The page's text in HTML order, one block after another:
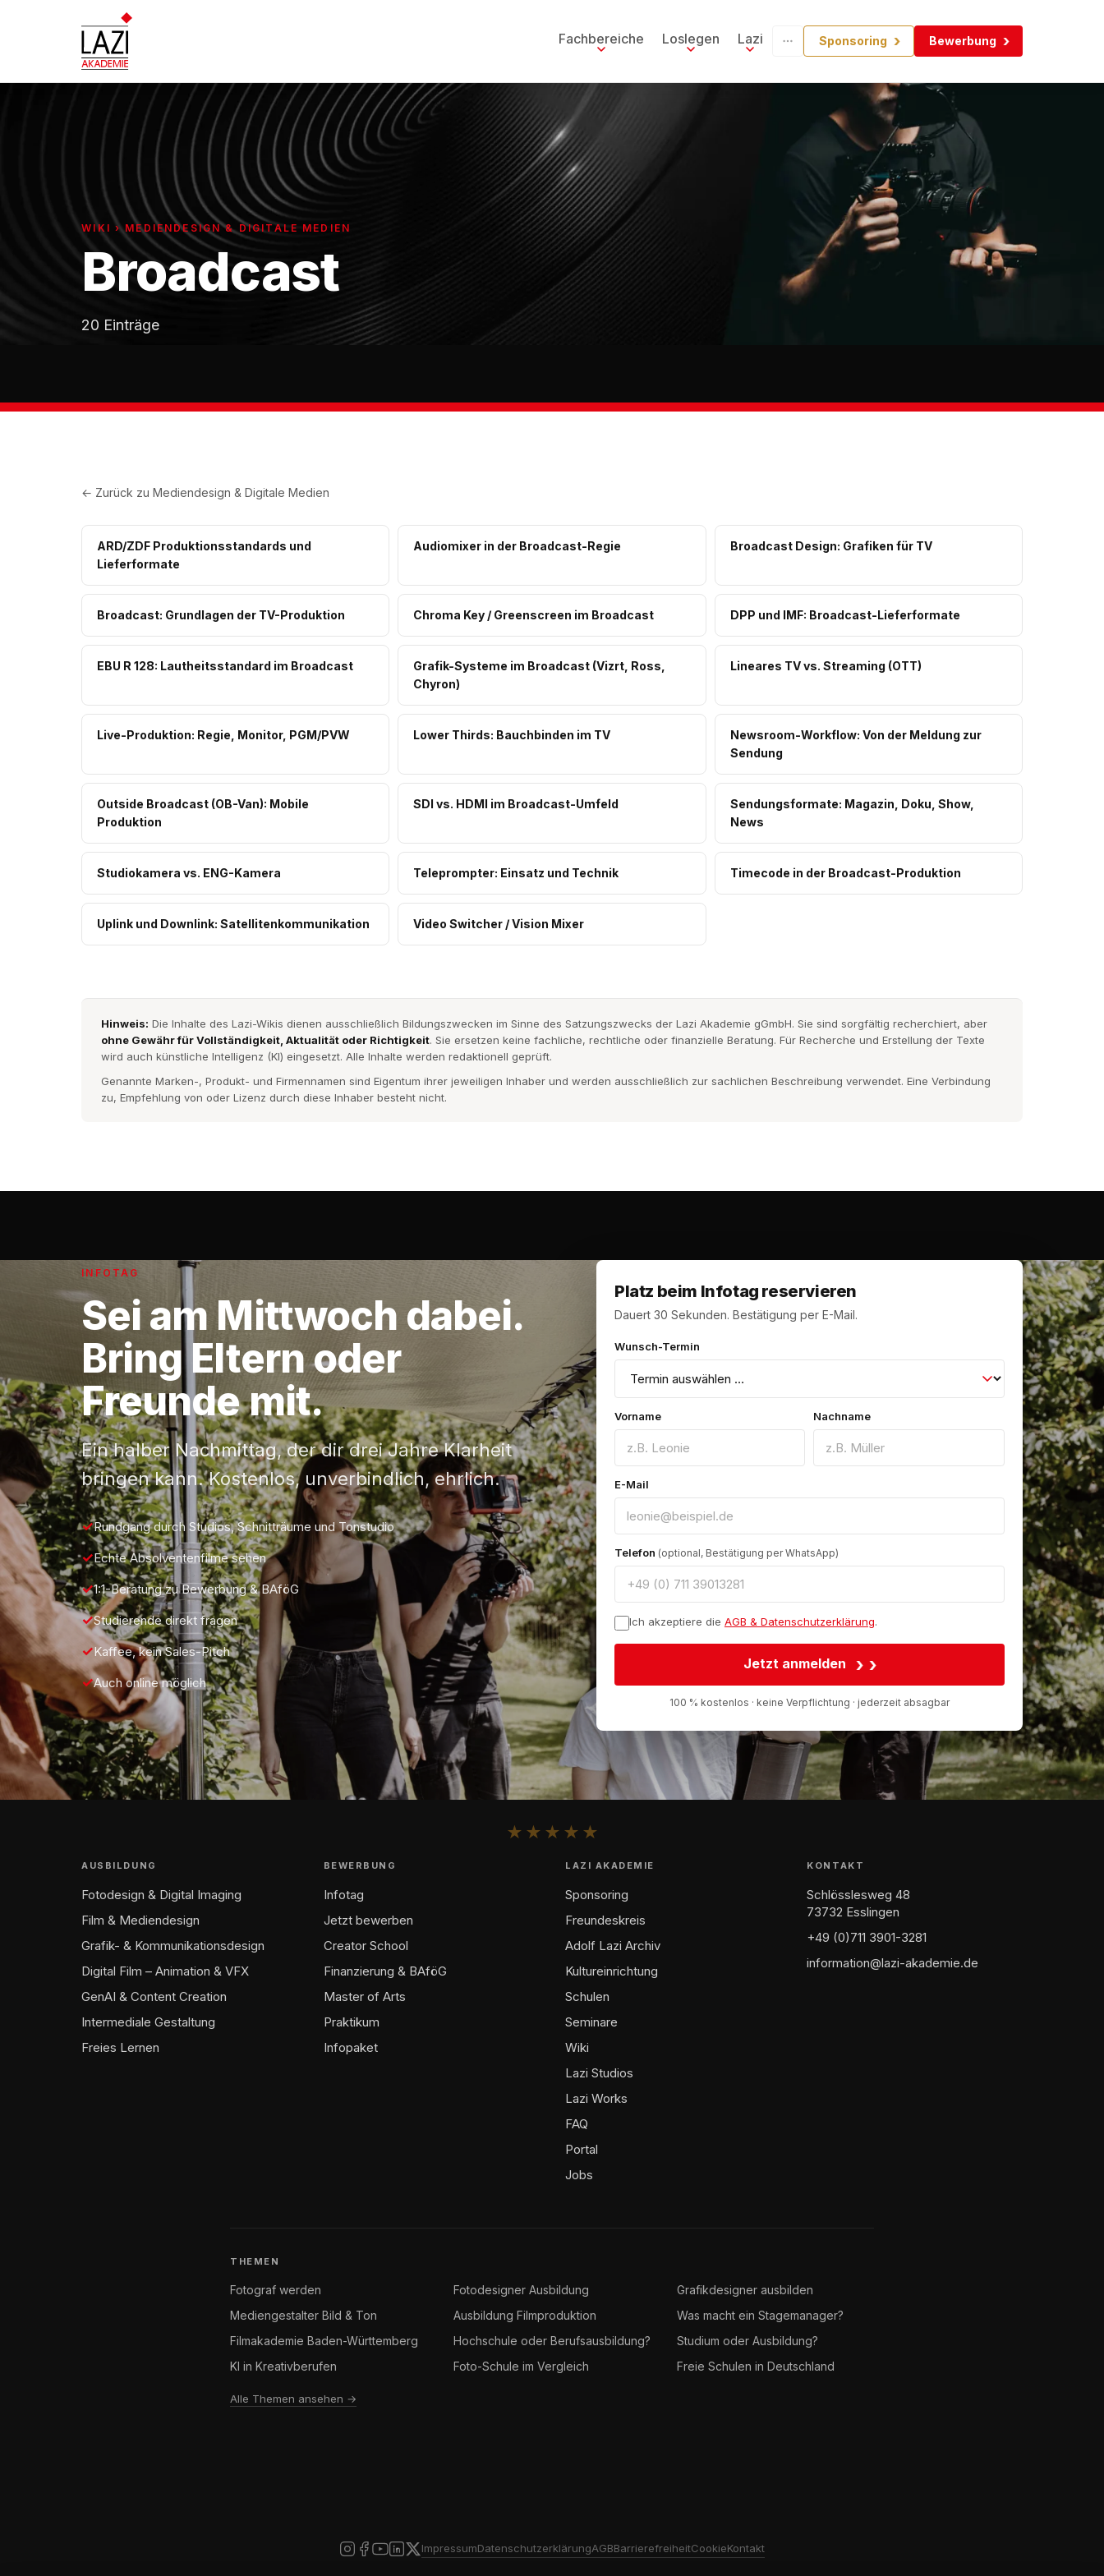
Fachbereiche Loslegen Lazi Sponsoring Bewerbung
WIKI › MEDIENDESIGN & DIGITALE MEDIEN
Broadcast
20 Einträge
← Zurück zuMediendesign & Digitale Medien
ARD/ZDF Produktionsstandards und
Lieferformate
Audiomixer in der Broadcast-Regie Broadcast Design: Grafiken für TV
Broadcast: Grundlagen der TV-Produktion Chroma Key / Greenscreen im Broadcast DPP und IMF: Broadcast-Lieferformate
EBU R 128: Lautheitsstandard im Broadcast
Grafik-Systeme im Broadcast (Vizrt, Ross,
Chyron)
Lineares TV vs. Streaming (OTT)
Live-Produktion: Regie, Monitor, PGM/PVW Lower Thirds: Bauchbinden im TV
Newsroom-Workflow: Von der Meldung zur
Sendung
Outside Broadcast (OB-Van): Mobile
Produktion
SDI vs. HDMI im Broadcast-Umfeld
Sendungsformate: Magazin, Doku, Show,
News
Studiokamera vs. ENG-Kamera Teleprompter: Einsatz und Technik Timecode in der Broadcast-Produktion
Uplink und Downlink: Satellitenkommunikation Video Switcher / Vision Mixer
Hinweis: Die Inhalte des Lazi-Wikis dienen ausschließlich Bildungszwecken im Sinne des Satzungszwecks der Lazi Akademie gGmbH. Sie sind sorgfältig recherchiert, aber
ohne Gewähr für Vollständigkeit, Aktualität oder Richtigkeit. Sie ersetzen keine fachliche, rechtliche oder finanzielle Beratung. Für Recherche und Erstellung der Texte
wird auch künstliche Intelligenz (KI) eingesetzt. Alle Inhalte werden redaktionell geprüft.
Genannte Marken-, Produkt- und Firmennamen sind Eigentum ihrer jeweiligen Inhaber und werden ausschließlich zur sachlichen Beschreibung verwendet. Eine Verbindung
zu, Empfehlung von oder Lizenz durch diese Inhaber besteht nicht.
INFOTAG
Sei amMittwoch dabei.
Bring Eltern oder
Freunde mit.
Ein halber Nachmittag, der dir drei Jahre Klarheit
bringen kann. Kostenlos, unverbindlich, ehrlich.
Rundgang durch Studios, Schnitträume und Tonstudio
Echte Absolventenfilme sehen
1:1-Beratung zu Bewerbung & BAföG
Studierende direkt fragen
Kaffee, kein Sales-Pitch
Auch online möglich
Platz beim Infotag reservieren
Dauert 30 Sekunden. Bestätigung per E-Mail.
Wunsch-Termin
Vorname Nachname
E-Mail
Telefon (optional, Bestätigung per WhatsApp)
Ich akzeptiere die AGB & Datenschutzerklärung.
Jetzt anmelden ›
100 % kostenlos · keine Verpflichtung · jederzeit absagbar
★ ★ ★ ★ ★
AUSBILDUNG
Fotodesign & Digital Imaging
Film & Mediendesign
Grafik- & Kommunikationsdesign
Digital Film – Animation & VFX
GenAI & Content Creation
Intermediale Gestaltung
Freies Lernen
BEWERBUNG
Infotag
Jetzt bewerben
Creator School
Finanzierung & BAföG
Master of Arts
Praktikum
Infopaket
LAZI AKADEMIE
Sponsoring
Freundeskreis
Adolf Lazi Archiv
Kultureinrichtung
Schulen
Seminare
Wiki
Lazi Studios
Lazi Works
FAQ
Portal
Jobs
KONTAKT
Schlösslesweg 48
73732 Esslingen
+49 (0)711 3901-3281
information@lazi-akademie.de
THEMEN
Fotograf werden Fotodesigner Ausbildung
Grafikdesigner ausbilden
Mediengestalter Bild & Ton
Ausbildung Filmproduktion
Was macht ein Stagemanager?
Filmakademie Baden-Württemberg
Hochschule oder Berufsausbildung?
Studium oder Ausbildung?
KI in Kreativberufen
Foto-Schule im Vergleich Freie Schulen in Deutschland
Alle Themen ansehen →
ImpressumDatenschutzerklärungAGBBarrierefreiheitCookieKontakt